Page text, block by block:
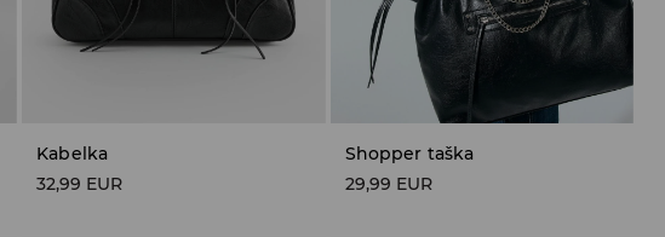
Kabelka
32,99 EUR
Shopper taška
29,99 EUR